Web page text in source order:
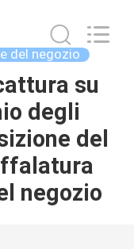
del negozio
su
degli
del
negozio